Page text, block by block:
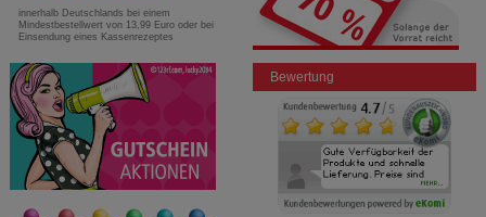
innerhalb Deutschlands bei einem
Mindestbestellwert von 13,99 Euro oder bei
Einsendung eines Kassenrezeptes
Bewertung